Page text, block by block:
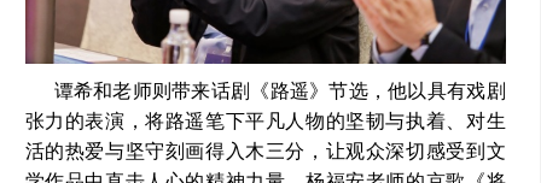
谭希和老师则带来话剧《路遥》节选，他以具有戏剧
张力的表演，将路遥笔下平凡人物的坚韧与执着、对生
活的热爱与坚守刻画得入木三分，让观众深切感受到文